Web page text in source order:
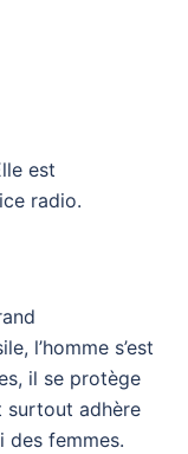
est
radio.
l’homme s’est
il se protège
surtout adhère
des femmes.